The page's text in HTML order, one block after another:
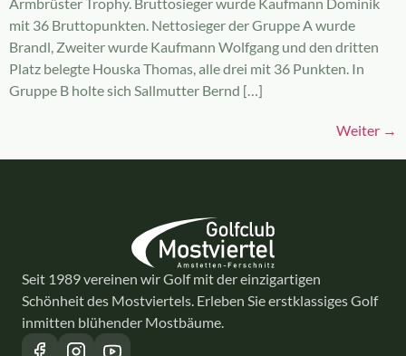
mit 36 Bruttopunkten. Nettosieger der Gruppe A wurde
Brandl, Zweiter wurde Kaufmann Wolfgang und den dritten
Platz belegte Houska Thomas, alle drei mit 36 Punkten. In
Gruppe B holte sich Sallmutter Bernd […]
Weiter →
Seit 1989 vereinen wir Golf mit der einzigartigen
Schönheit des Mostviertels. Erleben Sie erstklassiges Golf
inmitten blühender Mostbäume.